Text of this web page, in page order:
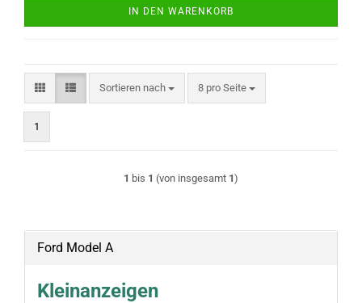
IN DEN WARENKORB
Sortieren nach
Sortieren nach 8 pro Seite
pro Seite
1
1 bis 1 (von insgesamt 1)
Ford Model A
Kleinanzeigen